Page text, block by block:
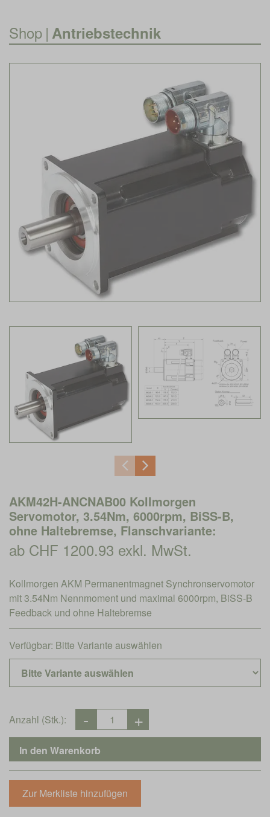
Shop | Antriebstechnik
AKM42H-ANCNAB00 Kollmorgen
Servomotor, 3.54Nm, 6000rpm, BiSS-B,
ohne Haltebremse, Flanschvariante:
ab CHF 1200.93 exkl. MwSt.
Kollmorgen AKM Permanentmagnet Synchronservomotor
mit 3.54Nm Nennmoment und maximal 6000rpm, BiSS-B
Feedback und ohne Haltebremse
Verfügbar: Bitte Variante auswählen
Anzahl (Stk.):